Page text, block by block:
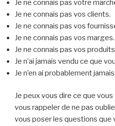
Je ne connais pas votre
Je ne connais pas vos clients.
Je ne connais pas vos
Je ne connais pas vos marges.
Je ne connais pas vos
Je n’ai jamais vendu ce que
Je n’en ai probablement
Je peux vous dire ce que
vous rappeler de ne pas
vous poser les questions que